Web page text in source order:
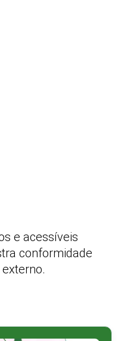
e acessíveis
conformidade